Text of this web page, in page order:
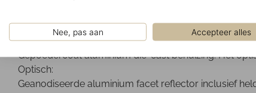
Nee, pas aan Accepteer alles
Gemonteerd op een 3-fase spanningsrail.
Ontwerp:
Gepoedercoat aluminium die-cast behuizing. Het
Optisch:
Geanodiseerde aluminium facet reflector inclusief